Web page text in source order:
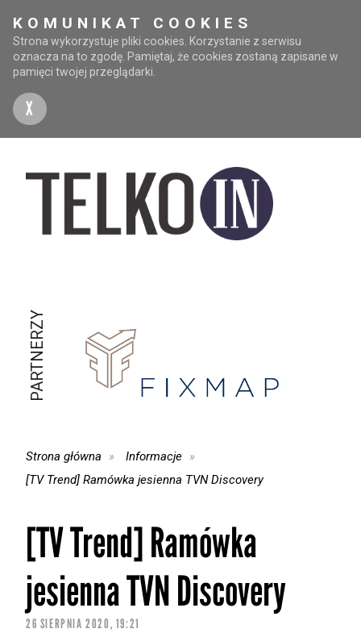
KOMUNIKAT COOKIES
Strona wykorzystuje pliki cookies. Korzystanie z serwisu
oznacza na to zgodę. Pamiętaj, że cookies zostaną zapisane w
pamięci twojej przeglądarki.
X
PARTNERZY
Strona główna
Informacje
[TV Trend] Ramówka jesienna TVN Discovery
[TV Trend] Ramówka
jesienna TVN Discovery
26 SIERPNIA 2020, 19:21